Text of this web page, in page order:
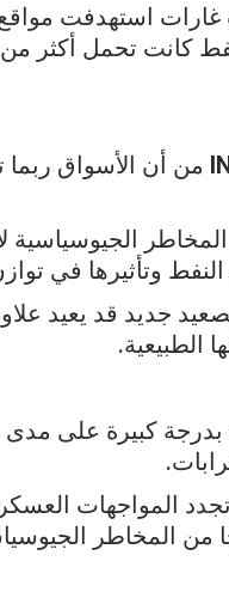
غارات استهدفت
كانت تحمل أكثر من
من أن الأسواق ربما
الجيوسياسية
وتأثيرها في
جديد قد يعيد
الطبيعية.
كبيرة على مدى
المواجهات
المخاطر